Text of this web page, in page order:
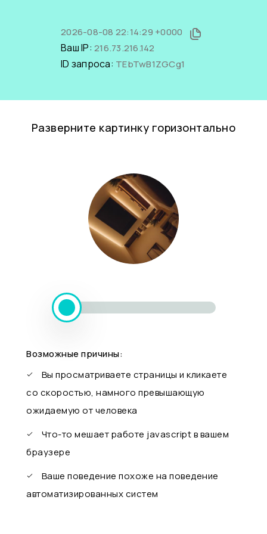
2026-08-08 22:14:29 +0000
Ваш IP: 216.73.216.142
ID запроса: TEbTwB1ZGCg1
Разверните картинку горизонтально
Возможные причины:
Вы просматриваете страницы и кликаете
со скоростью, намного превышающую
ожидаемую от человека
Что-то мешает работе javascript в вашем
браузере
Ваше поведение похоже на поведение
автоматизированных систем